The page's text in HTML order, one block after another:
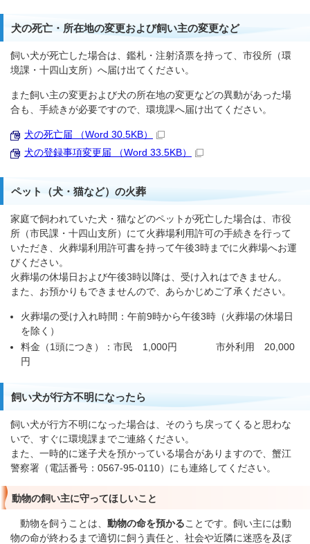
犬の死亡・所在地の変更および飼い主の変更など
飼い犬が死亡した場合は、鑑札・注射済票を持って、市役所（環
境課・十四山支所）へ届け出てください。
また飼い主の変更および犬の所在地の変更などの異動があった場
合も、手続きが必要ですので、環境課へ届け出てください。
犬の死亡届 （Word 30.5KB）
犬の登録事項変更届 （Word 33.5KB）
ペット（犬・猫など）の火葬
家庭で飼われていた犬・猫などのペットが死亡した場合は、市役
所（市民課・十四山支所）にて火葬場利用許可の手続きを行って
いただき、火葬場利用許可書を持って午後3時までに火葬場へお運
びください。
火葬場の休場日および午後3時以降は、受け入れはできません。
また、お預かりもできませんので、あらかじめご了承ください。
火葬場の受け入れ時間：午前9時から午後3時（火葬場の休場日
を除く）
料金（1頭につき）：市民 1,000円 市外利用 20,000
円
飼い犬が行方不明になったら
飼い犬が行方不明になった場合は、そのうち戻ってくると思わな
いで、すぐに環境課までご連絡ください。
また、一時的に迷子犬を預かっている場合がありますので、蟹江
警察署（電話番号：0567-95-0110）にも連絡してください。
動物の飼い主に守ってほしいこと
動物を飼うことは、 動物の命を預かることです。飼い主には動
物の命が終わるまで適切に飼う責任と、社会や近隣に迷惑を及ぼ